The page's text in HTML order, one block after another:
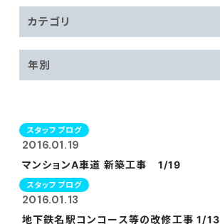
カテゴリ
年別
2016.01.19
スタッフブログ
マンションA車道 新築工事 1/19
2016.01.13
スタッフブログ
地下鉄名駅コンコース等の改修工事 1/13